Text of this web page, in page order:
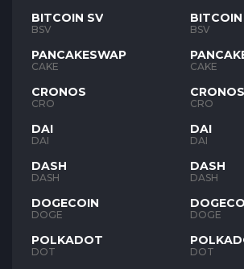
BITCOIN SV
BSV
PANCAKESWAP
CAKE
CRONOS
CRO
DAI
DAI
DASH
DASH
DOGECOIN
DOGE
POLKADOT
DOT
BSV
CAKE
CRONOS
CRO
DAI
DAI
DASH
DASH
DOGE
DOT